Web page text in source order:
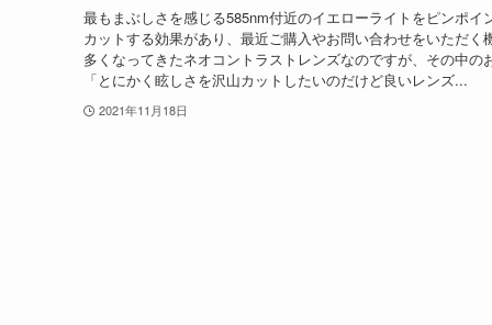
最もまぶしさを感じる585nm付近のイエローライトをピンポイ
カットする効果があり、最近ご購入やお問い合わせをいただく
多くなってきたネオコントラストレンズなのですが、その中の
「とにかく眩しさを沢山カットしたいのだけど良いレンズ...
2021年11月18日